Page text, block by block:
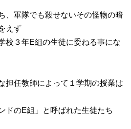
、軍隊でも殺せないその怪物の暗
えず
校３年E組の生徒に委ねる事にな
担任教師によって１学期の授業は
ドのE組」と呼ばれた生徒たち